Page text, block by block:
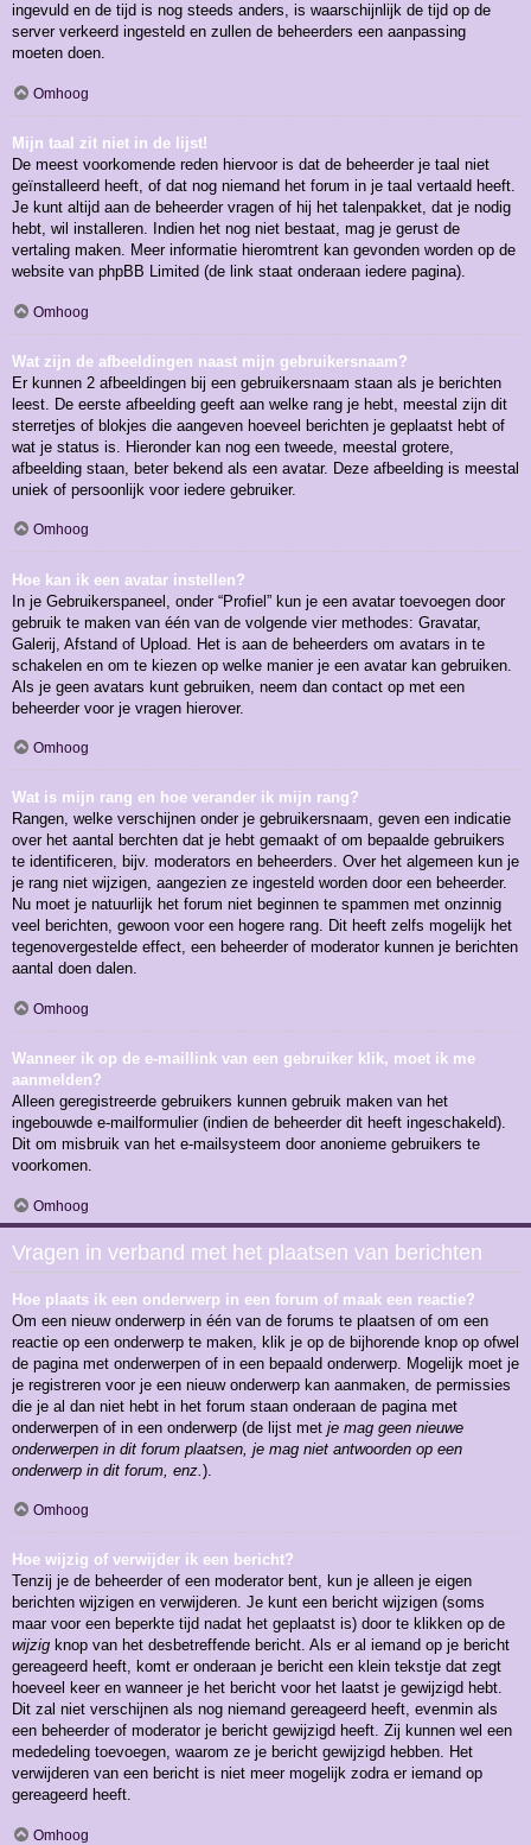
ingevuld en de tijd is nog steeds anders, is waarschijnlijk de tijd op de
server verkeerd ingesteld en zullen de beheerders een aanpassing
moeten doen.
Omhoog
Mijn taal zit niet in de lijst!
De meest voorkomende reden hiervoor is dat de beheerder je taal niet
geïnstalleerd heeft, of dat nog niemand het forum in je taal vertaald heeft.
Je kunt altijd aan de beheerder vragen of hij het talenpakket, dat je nodig
hebt, wil installeren. Indien het nog niet bestaat, mag je gerust de
vertaling maken. Meer informatie hieromtrent kan gevonden worden op de
website van phpBB Limited (de link staat onderaan iedere pagina).
Omhoog
Wat zijn de afbeeldingen naast mijn gebruikersnaam?
Er kunnen 2 afbeeldingen bij een gebruikersnaam staan als je berichten
leest. De eerste afbeelding geeft aan welke rang je hebt, meestal zijn dit
sterretjes of blokjes die aangeven hoeveel berichten je geplaatst hebt of
wat je status is. Hieronder kan nog een tweede, meestal grotere,
afbeelding staan, beter bekend als een avatar. Deze afbeelding is meestal
uniek of persoonlijk voor iedere gebruiker.
Omhoog
Hoe kan ik een avatar instellen?
In je Gebruikerspaneel, onder “Profiel” kun je een avatar toevoegen door
gebruik te maken van één van de volgende vier methodes: Gravatar,
Galerij, Afstand of Upload. Het is aan de beheerders om avatars in te
schakelen en om te kiezen op welke manier je een avatar kan gebruiken.
Als je geen avatars kunt gebruiken, neem dan contact op met een
beheerder voor je vragen hierover.
Omhoog
Wat is mijn rang en hoe verander ik mijn rang?
Rangen, welke verschijnen onder je gebruikersnaam, geven een indicatie
over het aantal berchten dat je hebt gemaakt of om bepaalde gebruikers
te identificeren, bijv. moderators en beheerders. Over het algemeen kun je
je rang niet wijzigen, aangezien ze ingesteld worden door een beheerder.
Nu moet je natuurlijk het forum niet beginnen te spammen met onzinnig
veel berichten, gewoon voor een hogere rang. Dit heeft zelfs mogelijk het
tegenovergestelde effect, een beheerder of moderator kunnen je berichten
aantal doen dalen.
Omhoog
Wanneer ik op de e-maillink van een gebruiker klik, moet ik me
aanmelden?
Alleen geregistreerde gebruikers kunnen gebruik maken van het
ingebouwde e-mailformulier (indien de beheerder dit heeft ingeschakeld).
Dit om misbruik van het e-mailsysteem door anonieme gebruikers te
voorkomen.
Omhoog
Vragen in verband met het plaatsen van berichten
Hoe plaats ik een onderwerp in een forum of maak een reactie?
Om een nieuw onderwerp in één van de forums te plaatsen of om een
reactie op een onderwerp te maken, klik je op de bijhorende knop op ofwel
de pagina met onderwerpen of in een bepaald onderwerp. Mogelijk moet je
je registreren voor je een nieuw onderwerp kan aanmaken, de permissies
die je al dan niet hebt in het forum staan onderaan de pagina met
onderwerpen of in een onderwerp (de lijst met je mag geen nieuwe
onderwerpen in dit forum plaatsen, je mag niet antwoorden op een
onderwerp in dit forum, enz. ).
Omhoog
Hoe wijzig of verwijder ik een bericht?
Tenzij je de beheerder of een moderator bent, kun je alleen je eigen
berichten wijzigen en verwijderen. Je kunt een bericht wijzigen (soms
maar voor een beperkte tijd nadat het geplaatst is) door te klikken op de
wijzig knop van het desbetreffende bericht. Als er al iemand op je bericht
gereageerd heeft, komt er onderaan je bericht een klein tekstje dat zegt
hoeveel keer en wanneer je het bericht voor het laatst je gewijzigd hebt.
Dit zal niet verschijnen als nog niemand gereageerd heeft, evenmin als
een beheerder of moderator je bericht gewijzigd heeft. Zij kunnen wel een
mededeling toevoegen, waarom ze je bericht gewijzigd hebben. Het
verwijderen van een bericht is niet meer mogelijk zodra er iemand op
gereageerd heeft.
Omhoog